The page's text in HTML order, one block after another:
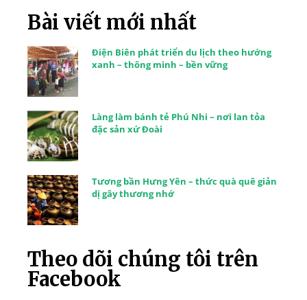
Bài viết mới nhất
Điện Biên phát triển du lịch theo hướng
xanh – thông minh – bền vững
Làng làm bánh tẻ Phú Nhi – nơi lan tỏa
đặc sản xứ Đoài
Tương bần Hưng Yên – thức quà quê giản
dị gây thương nhớ
Theo dõi chúng tôi trên
Facebook